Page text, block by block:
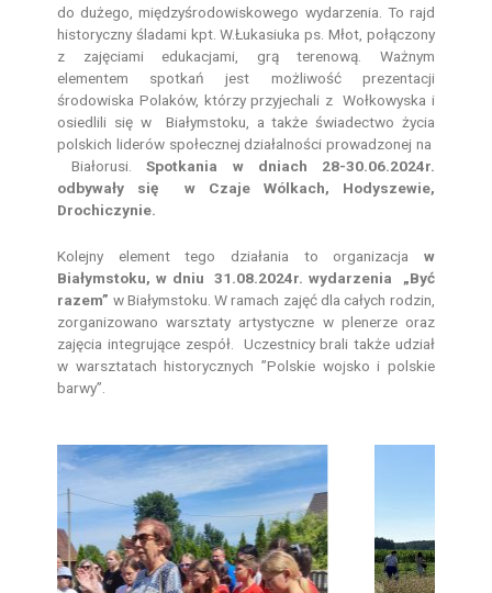
do dużego, międzyśrodowiskowego wydarzenia. To rajd
historyczny śladami kpt. W.Łukasiuka ps. Młot, połączony
z zajęciami edukacjami, grą terenową. Ważnym
elementem spotkań jest możliwość prezentacji
środowiska Polaków, którzy przyjechali z Wołkowyska i
osiedlili się w Białymstoku, a także świadectwo życia
polskich liderów społecznej działalności prowadzonej na
Białorusi.Spotkania w dniach 28-30.06.2024r.
odbywały się w Czaje Wólkach, Hodyszewie,
Drochiczynie.
Kolejny element tego działania to organizacja w
Białymstoku, w dniu 31.08.2024r. wydarzenia „Być
razem” w Białymstoku. W ramach zajęć dla całych rodzin,
zorganizowano warsztaty artystyczne w plenerze oraz
zajęcia integrujące zespół. Uczestnicy brali także udział
w warsztatach historycznych ”Polskie wojsko i polskie
barwy”.